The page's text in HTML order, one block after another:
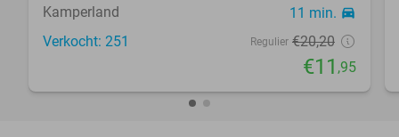
Kamperland 11 min. directions_car
Verkocht: 251 Regulier €20,20
€11 ,95